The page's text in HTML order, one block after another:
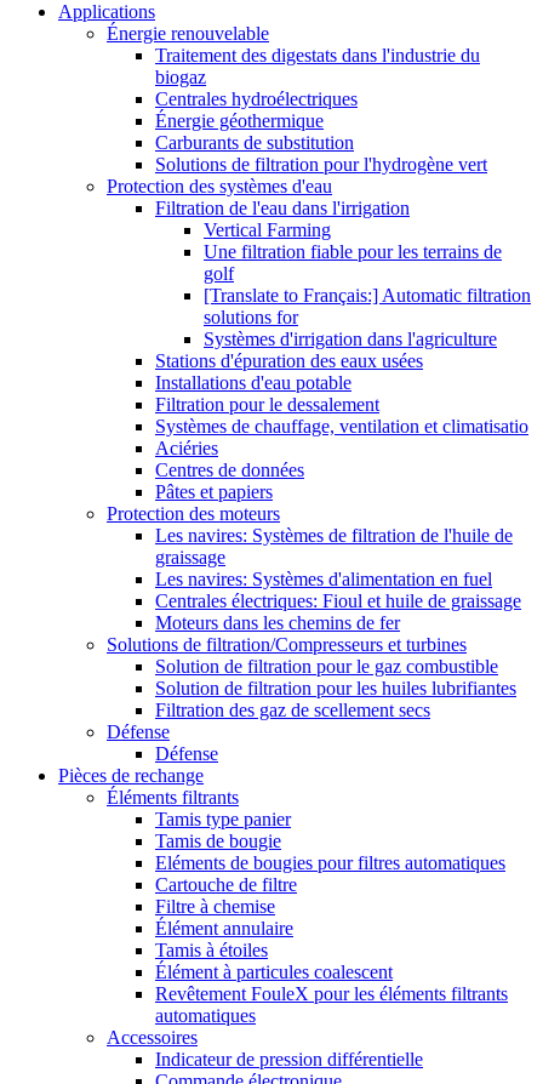
Applications
Énergie renouvelable
Traitement des digestats dans l'industrie du
biogaz
Centrales hydroélectriques
Énergie géothermique
Carburants de substitution
Solutions de filtration pour l'hydrogène vert
Protection des systèmes d'eau
Filtration de l'eau dans l'irrigation
Vertical Farming
Une filtration fiable pour les terrains de
golf
[Translate to Français:] Automatic filtration
solutions for
Systèmes d'irrigation dans l'agriculture
Stations d'épuration des eaux usées
Installations d'eau potable
Filtration pour le dessalement
Systèmes de chauffage, ventilation et climatisatio
Aciéries
Centres de données
Pâtes et papiers
Protection des moteurs
Les navires: Systèmes de filtration de l'huile de
graissage
Les navires: Systèmes d'alimentation en fuel
Centrales électriques: Fioul et huile de graissage
Moteurs dans les chemins de fer
Solutions de filtration/Compresseurs et turbines
Solution de filtration pour le gaz combustible
Solution de filtration pour les huiles lubrifiantes
Filtration des gaz de scellement secs
Défense
Défense
Pièces de rechange
Éléments filtrants
Tamis type panier
Tamis de bougie
Eléments de bougies pour filtres automatiques
Cartouche de filtre
Filtre à chemise
Élément annulaire
Tamis à étoiles
Élément à particules coalescent
Revêtement FouleX pour les éléments filtrants
automatiques
Accessoires
Indicateur de pression différentielle